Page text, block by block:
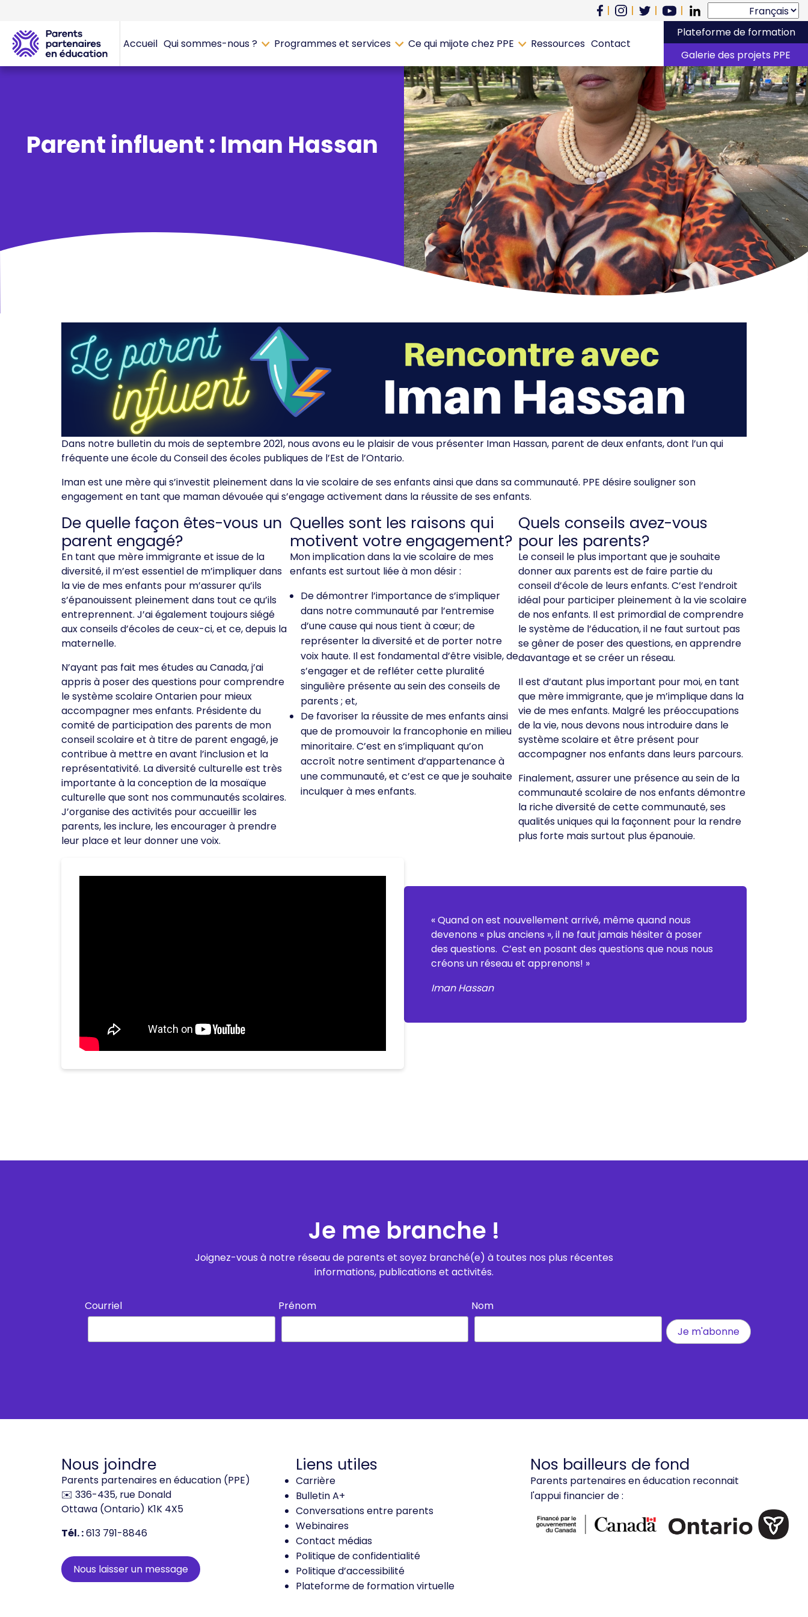
Accueil Qui sommes-nous ? Programmes et services Ce qui mijote chez PPE Ressources Contact
Plateforme de formation
Galerie des projets PPE
Parent influent : Iman Hassan
Dans notre bulletin du mois de septembre 2021, nous avons eu le plaisir de vous présenter Iman Hassan, parent de deux enfants, dont l’un qui
fréquente une école du Conseil des écoles publiques de l’Est de l’Ontario.
Iman est une mère qui s’investit pleinement dans la vie scolaire de ses enfants ainsi que dans sa communauté. PPE désire souligner son
engagement en tant que maman dévouée qui s’engage activement dans la réussite de ses enfants.
De quelle façon êtes-vous un
parent engagé?
En tant que mère immigrante et issue de la
diversité, il m’est essentiel de m’impliquer dans
la vie de mes enfants pour m’assurer qu’ils
s’épanouissent pleinement dans tout ce qu’ils
entreprennent. J’ai également toujours siégé
aux conseils d’écoles de ceux-ci, et ce, depuis la
maternelle.
N’ayant pas fait mes études au Canada, j’ai
appris à poser des questions pour comprendre
le système scolaire Ontarien pour mieux
accompagner mes enfants. Présidente du
comité de participation des parents de mon
conseil scolaire et à titre de parent engagé, je
contribue à mettre en avant l’inclusion et la
représentativité. La diversité culturelle est très
importante à la conception de la mosaïque
culturelle que sont nos communautés scolaires.
J’organise des activités pour accueillir les
parents, les inclure, les encourager à prendre
leur place et leur donner une voix.
Quelles sont les raisons qui
motivent votre engagement?
Mon implication dans la vie scolaire de mes
enfants est surtout liée à mon désir :
De démontrer l’importance de s’impliquer
dans notre communauté par l’entremise
d’une cause qui nous tient à cœur; de
représenter la diversité et de porter notre
voix haute. Il est fondamental d’être visible, de
s’engager et de refléter cette pluralité
singulière présente au sein des conseils de
parents ; et,
De favoriser la réussite de mes enfants ainsi
que de promouvoir la francophonie en milieu
minoritaire. C’est en s’impliquant qu’on
accroît notre sentiment d’appartenance à
une communauté, et c’est ce que je souhaite
inculquer à mes enfants.
Quels conseils avez-vous
pour les parents?
Le conseil le plus important que je souhaite
donner aux parents est de faire partie du
conseil d’école de leurs enfants. C’est l’endroit
idéal pour participer pleinement à la vie scolaire
de nos enfants. Il est primordial de comprendre
le système de l’éducation, il ne faut surtout pas
se gêner de poser des questions, en apprendre
davantage et se créer un réseau.
Il est d’autant plus important pour moi, en tant
que mère immigrante, que je m’implique dans la
vie de mes enfants. Malgré les préoccupations
de la vie, nous devons nous introduire dans le
système scolaire et être présent pour
accompagner nos enfants dans leurs parcours.
Finalement, assurer une présence au sein de la
communauté scolaire de nos enfants démontre
la riche diversité de cette communauté, ses
qualités uniques qui la façonnent pour la rendre
plus forte mais surtout plus épanouie.
« Quand on est nouvellement arrivé, même quand nous
devenons « plus anciens », il ne faut jamais hésiter à poser
des questions. C’est en posant des questions que nous nous
créons un réseau et apprenons! »
Iman Hassan
Je me branche !
Joignez-vous à notre réseau de parents et soyez branché(e) à toutes nos plus récentes
informations, publications et activités.
Courriel Prénom Nom
Nous joindre
Parents partenaires en éducation (PPE)
✉️ 336-435, rue Donald
Ottawa (Ontario) K1K 4X5
Tél. :613 791-8846
Nous laisser un message
Liens utiles
Carrière
Bulletin A+
Conversations entre parents
Webinaires
Contact médias
Politique de confidentialité
Politique d’accessibilité
Plateforme de formation virtuelle
Nos bailleurs de fond
Parents partenaires en éducation reconnait
l'appui financier de :